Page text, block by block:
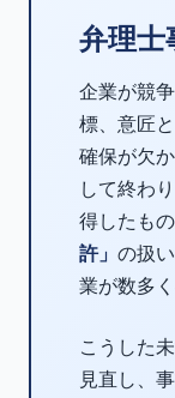
弁理士
企業が競
標、意匠
確保が欠
して終わ
得したも
許」 の扱
業が数多
こうした
見直し、